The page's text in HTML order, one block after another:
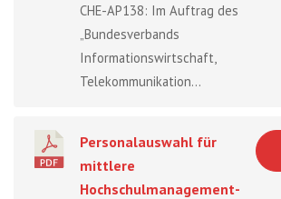
CHE-AP138: Im Auftrag des
„Bundesverbands
Informationswirtschaft,
Telekommunikation...
Personalauswahl für
mittlere
Hochschulmanagement-